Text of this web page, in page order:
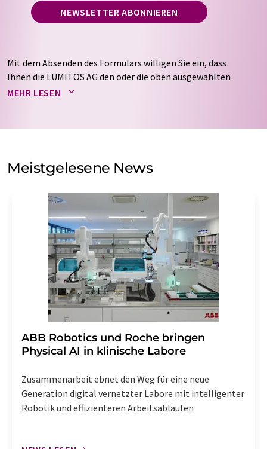
NEWSLETTER ABONNIEREN
Mit dem Absenden des Formulars willigen Sie ein, dass
Ihnen die LUMITOS AG den oder die oben ausgewählten
Newsletter per E-Mail zusendet. Ihre Daten werden
auf Basis unsererDatenschutzerklärung. LUMITOS darf
Meinungsforschung per E-Mail kontaktieren. Ihre
Einwilligung können Sie jederzeit ohne Angabe von
Str. 2, 12489 Berlin oder per E-Mail unter
widerruf@lumitos.commit Wirkung für die Zukunft
widerrufen. Zudem ist in jeder E-Mail ein Link zur
Abbestellung des entsprechenden Newsletters
enthalten.
MEHR LESEN
Meistgelesene News
​​​​​​​ABB Robotics und Roche bringen
Physical AI in klinische Labore
Zusammenarbeit ebnet den Weg für eine neue
Generation digital vernetzter Labore mit intelligenter
Robotik und effizienteren Arbeitsabläufen